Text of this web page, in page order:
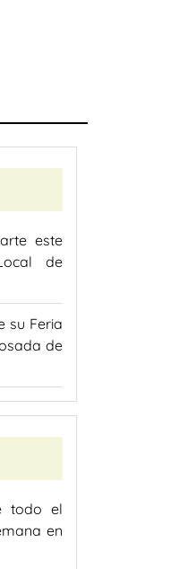
este
de
su Feria
de
todo el
en